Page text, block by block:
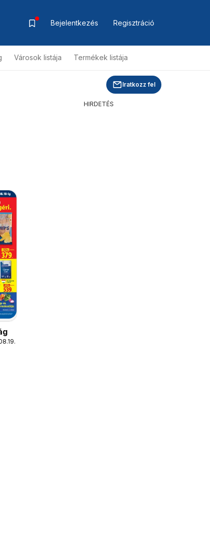
Bejelentkezés Regisztráció
Városok listája Termékek listája
Iratkozz fel
HIRDETÉS